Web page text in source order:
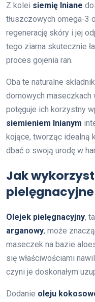
Z kolei siemię lniane
tłuszczowych omega-3
regenerację skóry i jej
tego ziarna skutecznie
proces gojenia ran.
Oba te naturalne
domowych maseczkach
potęguje ich korzystny
siemieniem lnianym
kojące, tworząc idealną
dbać o swoją urodę w
Jak
Olejek pielęgnacyjny,
arganowy, może
maseczek na bazie
się właściwościami
czyni je doskonałym
Dodanie oleju